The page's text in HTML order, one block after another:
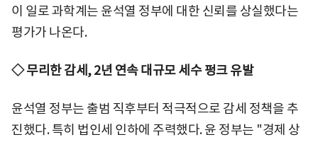
이 일로 과학계는 윤석열 정부에 대한 신뢰를 상실했다는
평가가 나온다.
◇ 무리한 감세, 2년 연속 대규모 세수 펑크 유발
윤석열 정부는 출범 직후부터 적극적으로 감세 정책을 추
진했다. 특히 법인세 인하에 주력했다. 윤 정부는 "경제 상